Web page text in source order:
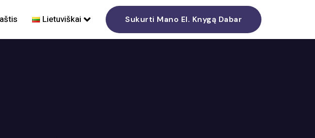
Lietuviškai Sukurti Mano El. Knygą Dabar